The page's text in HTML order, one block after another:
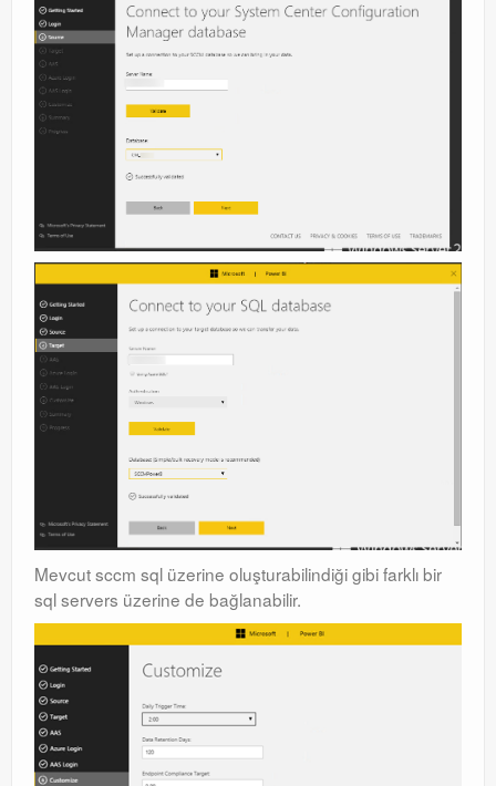
Mevcut sccm sql üzerine oluşturabilindiği gibi farklı bir
sql servers üzerine de bağlanabilir.